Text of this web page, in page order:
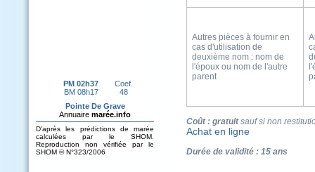
Autres pièces à fournir en
cas d'utilisation de
deuxième nom : nom de
l'époux ou nom de l'autre
parent
Coût : gratuitsaufsi non
Achat en ligne
Durée de validité : 15 ans